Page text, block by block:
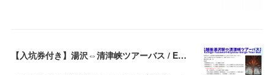
【入坑券付き】湯沢⇔清津峡ツアーバス / Echigo Yuzawa ⇔ Kiyotsu Gorge